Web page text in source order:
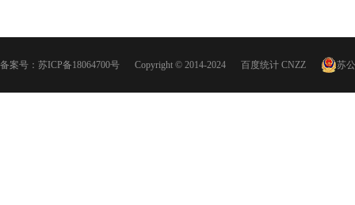
备案号： 苏ICP备18064700号 Copyright © 2014-2024 百度统计 CNZZ 苏